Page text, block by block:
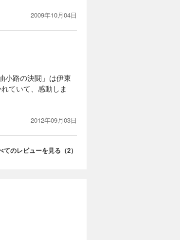
2009年10月04日
小路の決闘」は伊東
ていて、感動しま
2012年09月03日
てのレビューを見る（2）